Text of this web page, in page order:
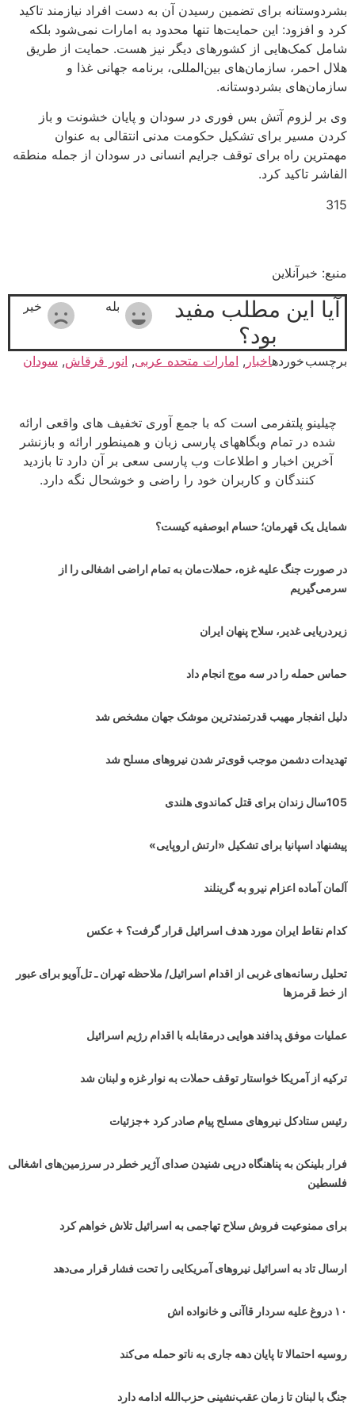
بشردوستانه برای تضمین رسیدن آن به دست افراد نیازمند تاکید
کرد و افزود: این حمایت‌ها تنها محدود به امارات نمی‌شود بلکه
شامل کمک‌هایی از کشورهای دیگر نیز هست. حمایت از طریق
هلال احمر، سازمان‌های بین‌المللی، برنامه جهانی غذا و
سازمان‌های بشردوستانه.
وی بر لزوم آتش بس فوری در سودان و پایان خشونت و باز
کردن مسیر برای تشکیل حکومت مدنی انتقالی به عنوان
مهمترین راه برای توقف جرایم انسانی در سودان از جمله منطقه
الفاشر تاکید کرد.
315
منبع: خبرآنلاین
آیا این مطلب مفید
بود؟
بله خیر
برچسب خوردهاخبار , امارات متحده عربی, انور قرقاش, سودان
چیلینو پلتفرمی است که با جمع آوری تخفیف های واقعی ارائه
شده در تمام وبگاههای پارسی زبان و همینطور ارائه و بازنشر
آخرین اخبار و اطلاعات وب پارسی سعی بر آن دارد تا بازدید
کنندگان و کاربران خود را راضی و خوشحال نگه دارد.
شمایل یک قهرمان؛ حسام ابوصفیه کیست؟
در صورت جنگ علیه غزه، حملات‌مان به تمام اراضی اشغالی را از
سرمی‌گیریم
زیردریایی غدیر، سلاح پنهان ایران
حماس حمله را در سه موج انجام داد
دلیل انفجار مهیب قدرتمندترین موشک جهان مشخص شد
تهدیدات دشمن موجب قوی‌تر شدن نیروهای مسلح شد
105سال زندان برای قتل کماندوی هلندی
پیشنهاد اسپانیا برای تشکیل «ارتش اروپایی»
آلمان آماده اعزام نیرو به گرینلند
کدام نقاط ایران مورد هدف اسرائیل قرار گرفت؟ + عکس
تحلیل رسانه‌های غربی از اقدام اسرائیل/ ملاحظه تهران ـ تل‌آویو برای عبور
از خط قرمزها
عملیات موفق پدافند هوایی درمقابله با اقدام رژیم اسرائیل
ترکیه از آمریکا خواستار توقف حملات به نوار غزه و لبنان شد
رئیس ستادکل نیروهای مسلح پیام صادر کرد +جزئیات
فرار بلینکن به پناهنگاه درپی شنیدن صدای آژیر خطر در سرزمین‌های اشغالی
فلسطین
برای ممنوعیت فروش سلاح تهاجمی به اسرائیل تلاش خواهم کرد
ارسال تاد به اسرائیل نیروهای آمریکایی را تحت فشار قرار می‌دهد
۱۰ دروغ علیه سردار قاآنی و خانواده اش
روسیه احتمالا تا پایان دهه جاری به ناتو حمله می‌کند
جنگ با لبنان تا زمان عقب‌نشینی حزب‌الله ادامه دارد